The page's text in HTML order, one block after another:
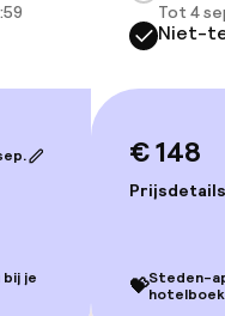
je
Tot 4
Niet-
€ 148
Prijsdetails
💝Steden-